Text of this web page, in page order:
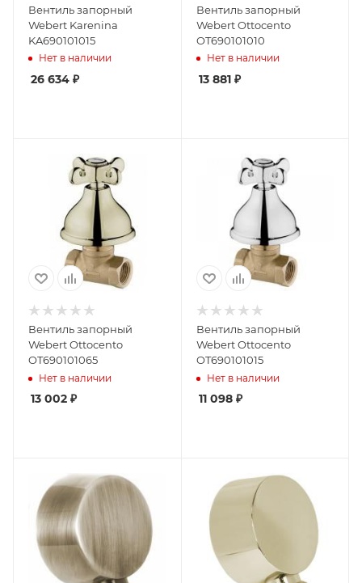
Вентиль запорный
Webert Karenina
KA690101015
Нет в наличии
26 634 ₽
Вентиль запорный
Webert Ottocento
OT690101010
Нет в наличии
13 881₽
Вентиль запорный
Webert Ottocento
OT690101065
Нет в наличии
13 002 ₽
Вентиль запорный
Webert Ottocento
OT690101015
Нет в наличии
11 098₽